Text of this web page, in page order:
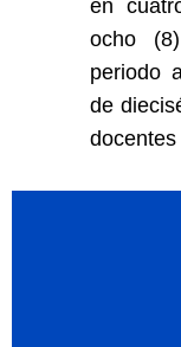
en
ocho
periodo
de